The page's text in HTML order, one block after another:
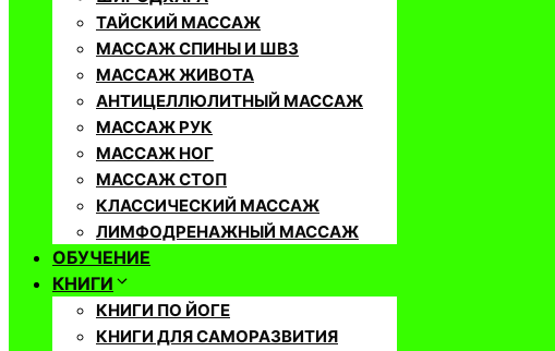
ТАЙСКИЙ МАССАЖ
МАССАЖ СПИНЫ И ШВЗ
МАССАЖ ЖИВОТА
АНТИЦЕЛЛЮЛИТНЫЙ МАССАЖ
МАССАЖ РУК
МАССАЖ НОГ
МАССАЖ СТОП
КЛАССИЧЕСКИЙ МАССАЖ
ЛИМФОДРЕНАЖНЫЙ МАССАЖ
ОБУЧЕНИЕ
КНИГИ
КНИГИ ПО ЙОГЕ
КНИГИ ДЛЯ САМОРАЗВИТИЯ